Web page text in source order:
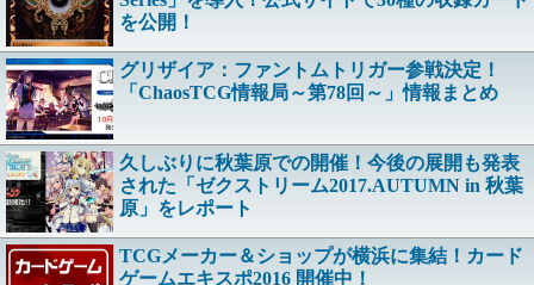
を公開！
グリザイア：ファントムトリガー参戦決定！
「ChaosTCG情報局～第78回～」情報まとめ
久しぶりに秋葉原での開催！今後の展開も発表
された「ゼクストリーム2017.AUTUMN in 秋葉
原」をレポート
TCGメーカー＆ショップが横浜に集結！カード
ゲームエキスポ2016 開催中！